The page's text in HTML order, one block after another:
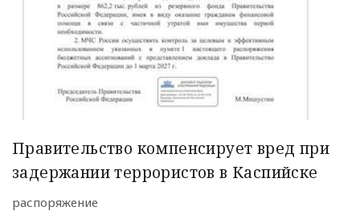
Правительство компенсирует вред при
задержании террористов в Каспийске
распоряжение